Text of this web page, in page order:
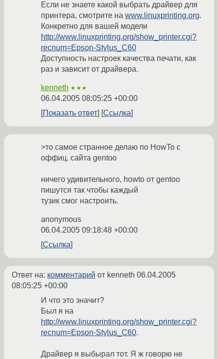
Если не знаете какой выбрать драйвер для
принтера, смотрите на www.linuxprinting.org.
Конкретно для вашей модели
http://www.linuxprinting.org/show_printer.cgi?
recnum=Epson-Stylus_C60
Доступность настроек качества печати, как
раз и зависит от драйвера.
kenneth ★★★
06.04.2005 08:05:25 +00:00
Показать ответ
Ссылка
>то самое странное делаю по HowTo с
оффиц. сайта gentoo
ничего удивительного, howto от gentoo
пишутся так чтобы каждый
тузик смог настроить.
anonymous
06.04.2005 09:18:48 +00:00
Ссылка
Ответ на: комментарий от kenneth 06.04.2005
08:05:25 +00:00
И что это значит?
Был я на
http://www.linuxprinting.org/show_printer.cgi?
recnum=Epson-Stylus_C60.
Драйвер я выбырал тот. Я ж говорю не